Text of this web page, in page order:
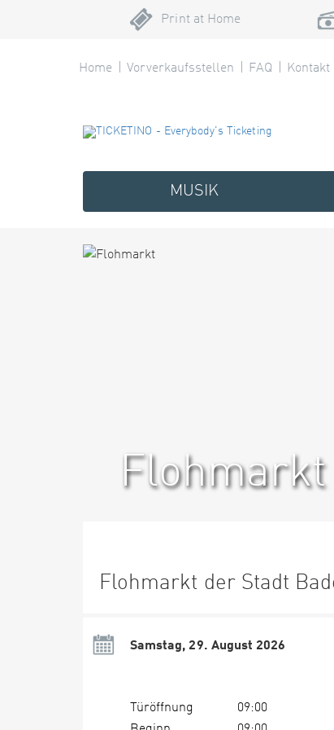
Print at Home
Home Vorverkaufsstellen FAQ Kontakt
MUSIK
Flohmarkt
Flohmarkt der Stadt
Samstag, 29. August 2026
Türöffnung
09:00